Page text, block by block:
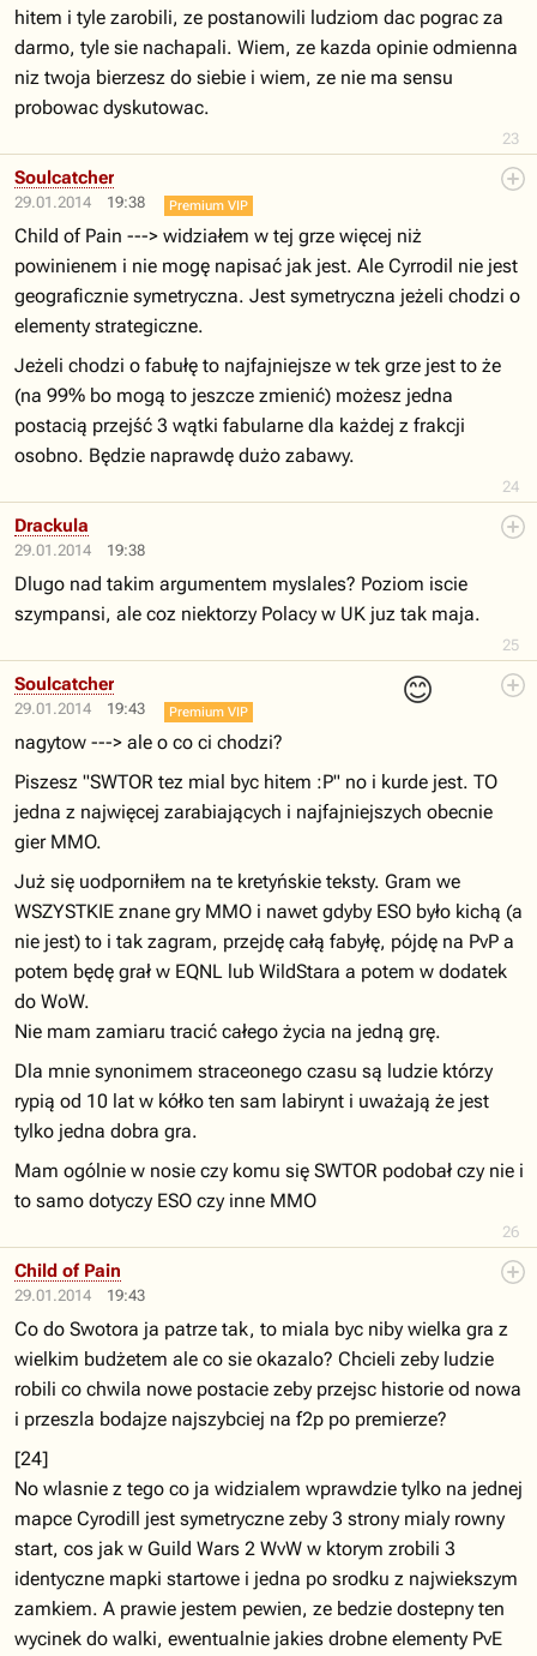
23
hitem i tyle zarobili, ze postanowili ludziom dac pograc za
darmo, tyle sie nachapali. Wiem, ze kazda opinie odmienna
niz twoja bierzesz do siebie i wiem, ze nie ma sensu
probowac dyskutowac.
29.01.2014 19:38
24
Soulcatcher
Premium VIP
Child of Pain ---> widziałem w tej grze więcej niż
powinienem i nie mogę napisać jak jest. Ale Cyrrodil nie jest
geograficznie symetryczna. Jest symetryczna jeżeli chodzi o
elementy strategiczne.
Jeżeli chodzi o fabułę to najfajniejsze w tek grze jest to że
(na 99% bo mogą to jeszcze zmienić) możesz jedna
postacią przejść 3 wątki fabularne dla każdej z frakcji
osobno. Będzie naprawdę dużo zabawy.
29.01.2014 19:38
25
Drackula
Dlugo nad takim argumentem myslales? Poziom iscie
szympansi, ale coz niektorzy Polacy w UK juz tak maja.
29.01.2014 19:43
😊
26
Soulcatcher
Premium VIP
nagytow ---> ale o co ci chodzi?
Piszesz "SWTOR tez mial byc hitem :P" no i kurde jest. TO
jedna z najwięcej zarabiających i najfajniejszych obecnie
gier MMO.
Już się uodporniłem na te kretyńskie teksty. Gram we
WSZYSTKIE znane gry MMO i nawet gdyby ESO było kichą (a
nie jest) to i tak zagram, przejdę całą fabyłę, pójdę na PvP a
potem będę grał w EQNL lub WildStara a potem w dodatek
do WoW.
Nie mam zamiaru tracić całego życia na jedną grę.
Dla mnie synonimem straceonego czasu są ludzie którzy
rypią od 10 lat w kółko ten sam labirynt i uważają że jest
tylko jedna dobra gra.
Mam ogólnie w nosie czy komu się SWTOR podobał czy nie i
to samo dotyczy ESO czy inne MMO
29.01.2014 19:43
Child of Pain
Co do Swotora ja patrze tak, to miala byc niby wielka gra z
wielkim budżetem ale co sie okazalo? Chcieli zeby ludzie
robili co chwila nowe postacie zeby przejsc historie od nowa
i przeszla bodajze najszybciej na f2p po premierze?
[24]
No wlasnie z tego co ja widzialem wprawdzie tylko na jednej
mapce Cyrodill jest symetryczne zeby 3 strony mialy rowny
start, cos jak w Guild Wars 2 WvW w ktorym zrobili 3
identyczne mapki startowe i jedna po srodku z najwiekszym
zamkiem. A prawie jestem pewien, ze bedzie dostepny ten
wycinek do walki, ewentualnie jakies drobne elementy PvE